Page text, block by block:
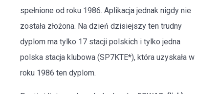
spełnione od roku 1986. Aplikacja jednak nigdy nie
została złożona. Na dzień dzisiejszy ten trudny
dyplom ma tylko 17 stacji polskich i tylko jedna
polska stacja klubowa (SP7KTE*), która uzyskała w
roku 1986 ten dyplom.